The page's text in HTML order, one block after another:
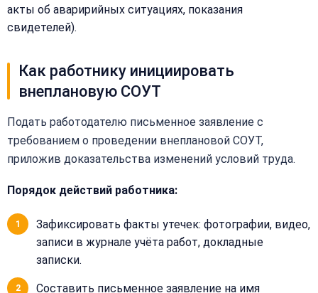
акты об аваририйных ситуациях, показания
свидетелей).
Как работнику инициировать
внеплановую СОУТ
Подать работодателю письменное заявление с
требованием о проведении внеплановой СОУТ,
приложив доказательства изменений условий труда.
Порядок действий работника:
Зафиксировать факты утечек: фотографии, видео,
записи в журнале учёта работ, докладные
записки.
Составить письменное заявление на имя